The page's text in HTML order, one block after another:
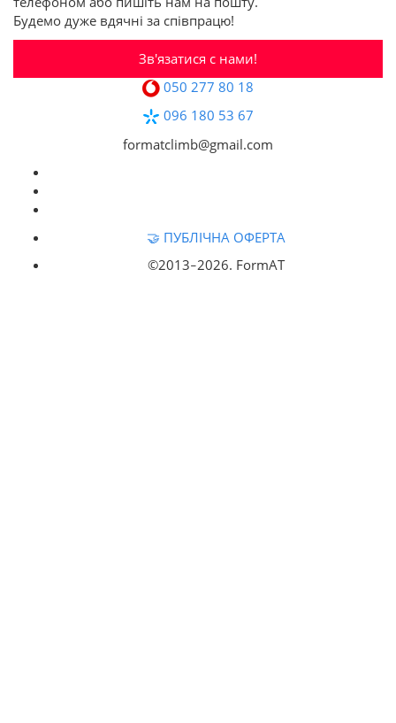
Будемо дуже вдячні за співпрацю!
Зв'язатися с нами!
050 277 80 18
096 180 53 67
formatclimb@gmail.com
🤝 ПУБЛІЧНА ОФЕРТА
©2013‒2026. FormAT